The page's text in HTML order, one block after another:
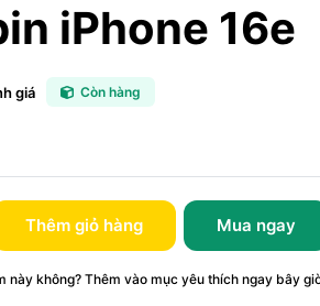
iPhone 16e
giá Còn hàng
Thêm giỏ hàng Mua ngay
này không? Thêm vào mục yêu thích ngay bây